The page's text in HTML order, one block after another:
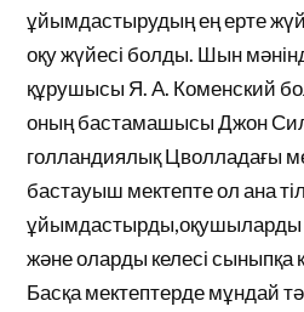
ұйымдастырудың ең ерте
оқу жүйесі болды. Шын
құрушысы Я. А. Коменский
оның бастамашысы Джон
голландиялық Цволладағы
бастауыш мектепте ол ана
ұйымдастырды,оқушыларды
және оларды келесі сыныпқа
Басқа мектептерде мұндай